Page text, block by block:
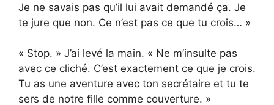
Je ne savais pas qu’il lui avait demandé ça. Je
te jure que non. Ce n’est pas ce que tu crois… »
« Stop. » J’ai levé la main. « Ne m’insulte pas
avec ce cliché. C’est exactement ce que je crois.
Tu as une aventure avec ton secrétaire et tu te
sers de notre fille comme couverture. »